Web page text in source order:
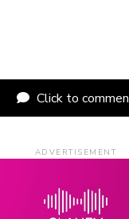
Click to
ADVERTISEMENT